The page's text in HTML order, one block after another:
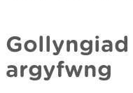
Gollyngiad
argyfwng